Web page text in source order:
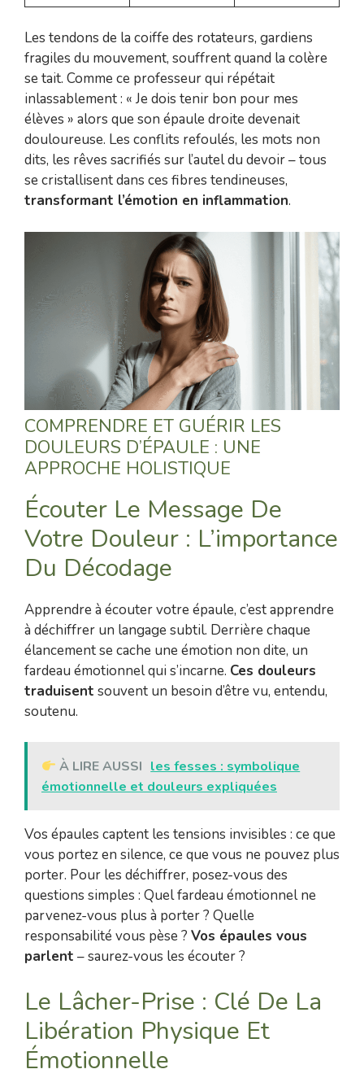
Les tendons de la coiffe des rotateurs, gardiens
fragiles du mouvement, souffrent quand la colère
se tait. Comme ce professeur qui répétait
inlassablement : « Je dois tenir bon pour mes
élèves » alors que son épaule droite devenait
douloureuse. Les conflits refoulés, les mots non
dits, les rêves sacrifiés sur l’autel du devoir – tous
se cristallisent dans ces fibres tendineuses,
transformant l’émotion en inflammation.
COMPRENDRE ET GUÉRIR LES
DOULEURS D’ÉPAULE : UNE
APPROCHE HOLISTIQUE
Écouter Le Message De
Votre Douleur : L’importance
Du Décodage
Apprendre à écouter votre épaule, c’est apprendre
à déchiffrer un langage subtil. Derrière chaque
élancement se cache une émotion non dite, un
fardeau émotionnel qui s’incarne. Ces douleurs
traduisent souvent un besoin d’être vu, entendu,
soutenu.
À LIRE AUSSI les fesses : symbolique
émotionnelle et douleurs expliquées
Vos épaules captent les tensions invisibles : ce que
vous portez en silence, ce que vous ne pouvez plus
porter. Pour les déchiffrer, posez-vous des
questions simples : Quel fardeau émotionnel ne
parvenez-vous plus à porter ? Quelle
responsabilité vous pèse ? Vos épaules vous
parlent – saurez-vous les écouter ?
Le Lâcher-Prise : Clé De La
Libération Physique Et
Émotionnelle